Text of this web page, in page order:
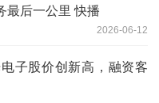
最后一公里 快播
2026-06-12
子股价创新高，融资客